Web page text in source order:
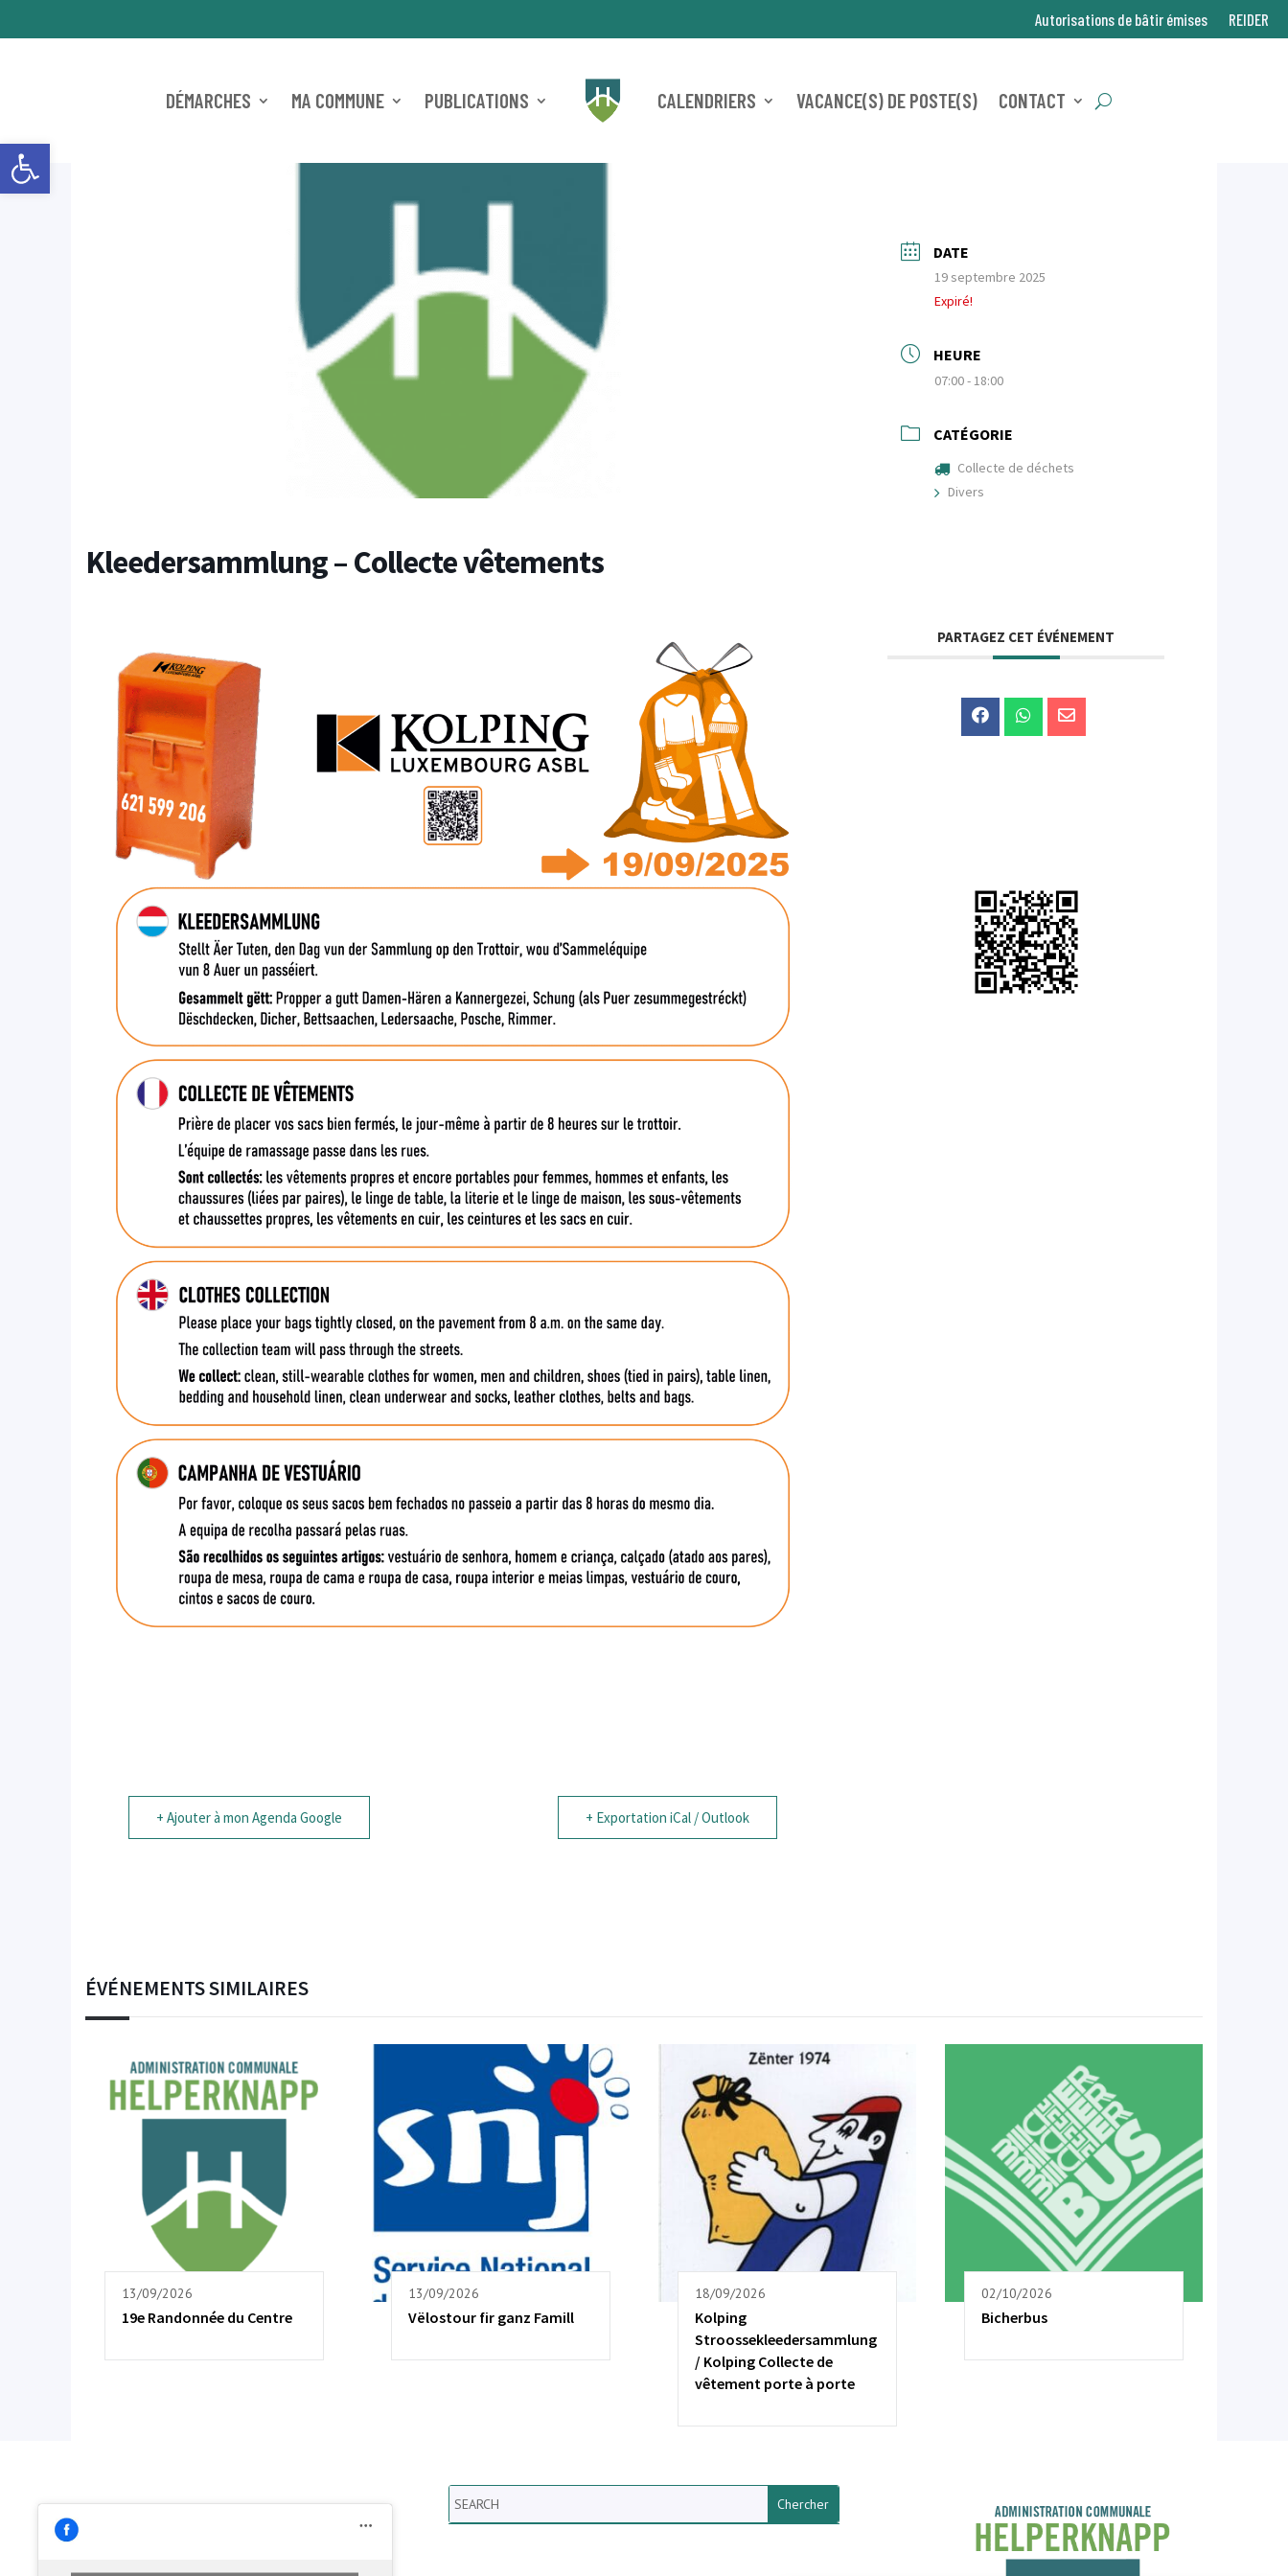
Ouvrir la barre d’outils
Autorisations de bâtir émises REIDER
DÉMARCHES MA COMMUNE PUBLICATIONS CALENDRIERS VACANCE(S) DE POSTE(S) CONTACT
Kleedersammlung – Collecte vêtements
+ Ajouter à mon Agenda Google + Exportation iCal / Outlook
DATE
19 septembre 2025
Expiré!
HEURE
07:00 - 18:00
CATÉGORIE
Collecte de déchets
Divers
PARTAGEZ CET ÉVÉNEMENT
ÉVÉNEMENTS SIMILAIRES
13/09/2026
19e Randonnée du Centre
13/09/2026
Vëlostour fir ganz Famill
18/09/2026
Kolping
Stroossekleedersammlung
/ Kolping Collecte de
vêtement porte à porte
02/10/2026
Bicherbus
Search